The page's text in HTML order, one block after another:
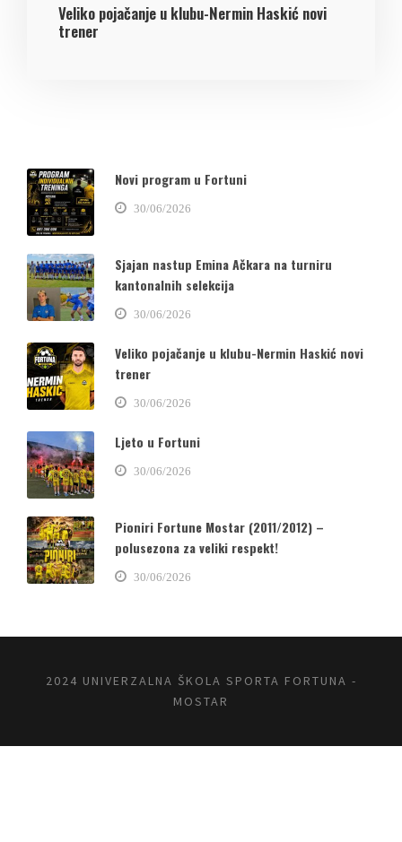
Veliko pojačanje u klubu-Nermin Haskić novi
trener
Novi program u Fortuni
30/06/2026
Sjajan nastup Emina Ačkara na turniru
kantonalnih selekcija
30/06/2026
Veliko pojačanje u klubu-Nermin Haskić novi
trener
30/06/2026
Ljeto u Fortuni
30/06/2026
Pioniri Fortune Mostar (2011/2012) –
polusezona za veliki respekt!
30/06/2026
2024 UNIVERZALNA ŠKOLA SPORTA FORTUNA -
MOSTAR